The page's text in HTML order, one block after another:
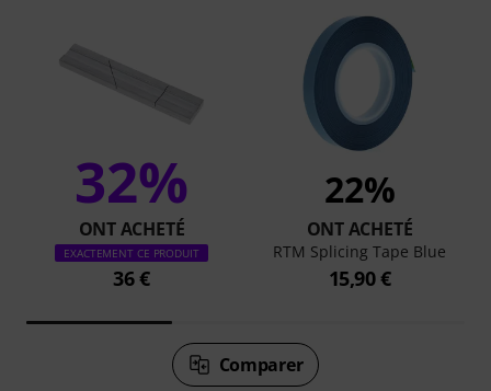
32%
ONT ACHETÉ
EXACTEMENT CE PRODUIT
36 €
22%
ONT ACHETÉ
RTM Splicing Tape Blue
15,90 €
Comparer